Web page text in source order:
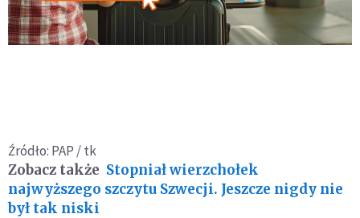
Źródło: PAP / tk
Zobacz także Stopniał wierzchołek
najwyższego szczytu Szwecji. Jeszcze nigdy nie
był tak niski